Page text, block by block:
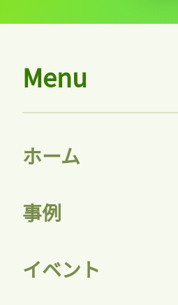
Menu
ホーム
事例
イベント